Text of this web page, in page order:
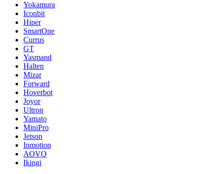
Yokamura
Iconbit
Hiper
SmartOne
Currus
GT
Yasmand
Halten
Mizar
Forward
Hoverbot
Joyor
Ultron
Yamato
MiniPro
Jetson
Inmotion
AOVO
Ikingi